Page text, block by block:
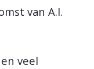
van A.I.
veel